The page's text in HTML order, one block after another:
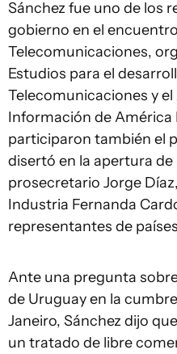
Sánchez fue uno de los
gobierno en el
Telecomunicaciones,
Estudios para el
Telecomunicaciones y
Información de América
participaron también el
disertó en la apertura de
prosecretario Jorge
Industria Fernanda
representantes de
Ante una pregunta
de Uruguay en la
Janeiro, Sánchez dijo
un tratado de libre